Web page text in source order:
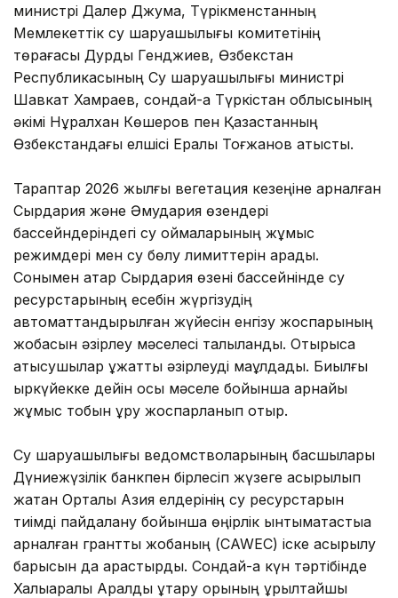
министрі Далер Джума, Түрікменстанның
Мемлекеттік су шаруашылығы комитетінің
төрағасы Дурды Генджиев, Өзбекстан
Республикасының Су шаруашылығы министрі
Шавкат Хамраев, сондай-ақ Түркістан облысының
әкімі Нұралхан Көшеров пен Қазақстанның
Өзбекстандағы елшісі Ералы Тоғжанов қатысты.
Тараптар 2026 жылғы вегетация кезеңіне арналған
Сырдария және Әмудария өзендері
бассейндеріндегі су қоймаларының жұмыс
режимдері мен су бөлу лимиттерін қарады.
Сонымен қатар Сырдария өзені бассейнінде су
ресурстарының есебін жүргізудің
автоматтандырылған жүйесін енгізу жоспарының
жобасын әзірлеу мәселесі талқыланды. Отырысқа
қатысушылар құжатты әзірлеуді мақұлдады. Биылғы
қыркүйекке дейін осы мәселе бойынша арнайы
жұмыс тобын құру жоспарланып отыр.
Су шаруашылығы ведомстволарының басшылары
Дүниежүзілік банкпен бірлесіп жүзеге асырылып
жатқан Орталық Азия елдерінің су ресурстарын
тиімді пайдалану бойынша өңірлік ынтымақтастыққа
арналған гранттық жобаның (CAWEC) іске асырылу
барысын да қарастырды. Сондай-ақ күн тәртібінде
Халықаралық Аралды құтқару қорының құрылтайшы